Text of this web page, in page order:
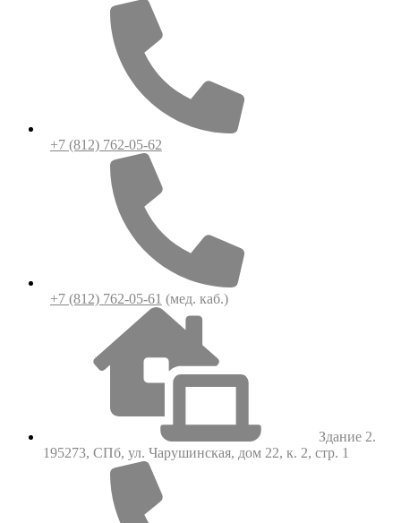
+7 (812) 762-05-62
+7 (812) 762-05-61 (мед. каб.)
Здание 2.
195273, СПб, ул. Чарушинская, дом 22, к. 2, стр. 1